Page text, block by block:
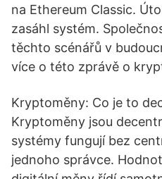
na Ethereum Classic.
zasáhl systém.
těchto scénářů v
více o této zprávě o
Kryptoměny: Co je to
Kryptoměny jsou
systémy fungují bez
jednoho správce.